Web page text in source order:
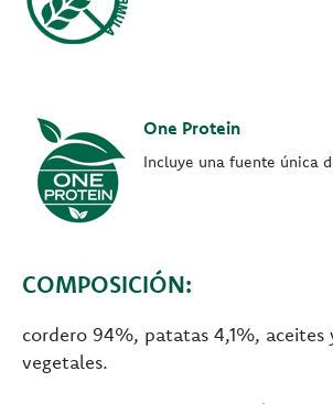
One Protein
Incluye una fuente única
COMPOSICIÓN:
cordero 94%, patatas 4,1%, aceites
vegetales.